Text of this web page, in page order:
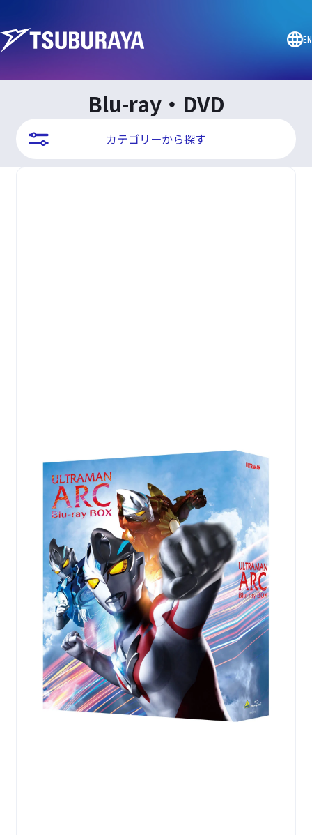
EN
Blu-ray・DVD
カテゴリーから探す